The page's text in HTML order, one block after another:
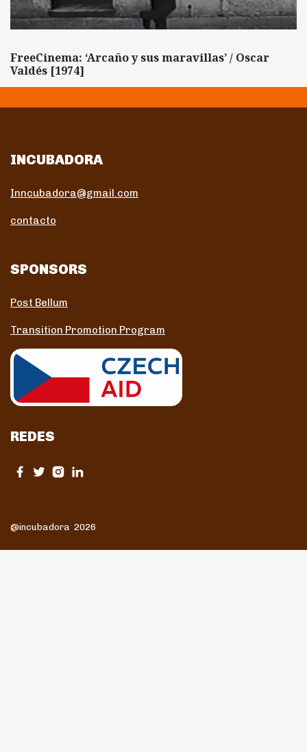
FreeCinema: ‘Arcaño y sus maravillas’ / Oscar
Valdés [1974]
INCUBADORA
Inncubadora@gmail.com
contacto
SPONSORS
Post Bellum
Transition Promotion Program
REDES
@incubadora 2026